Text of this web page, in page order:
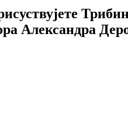
Александра